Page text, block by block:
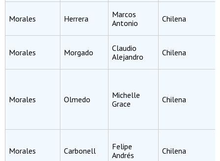
Morales Herrera
Marcos
Antonio
Chilena
Morales Morgado
Claudio
Alejandro
Chilena
Morales Olmedo
Michelle
Grace
Chilena
Morales Carbonell
Felipe
Andrés
Chilena